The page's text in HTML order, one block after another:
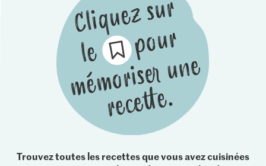
Trouvez toutes les recettes que vous avez cuisinées